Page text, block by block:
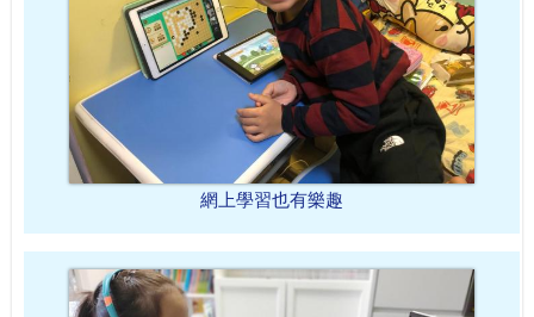
網上學習也有樂趣